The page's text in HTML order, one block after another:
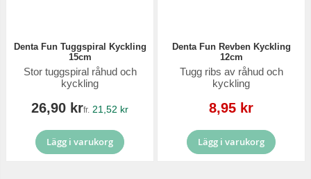
Denta Fun Tuggspiral Kyckling
15cm
Stor tuggspiral råhud och
kyckling
26,90 krfr. 21,52 kr
Lägg i varukorg
Denta Fun Revben Kyckling
12cm
Tugg ribs av råhud och
kyckling
Reapris
8,95 kr
Lägg i varukorg